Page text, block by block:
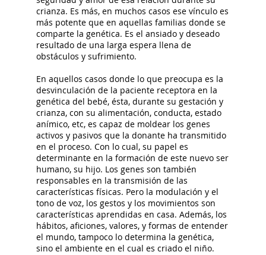
crianza. Es más, en muchos casos ese vínculo es
más potente que en aquellas familias donde se
comparte la genética. Es el ansiado y deseado
resultado de una larga espera llena de
obstáculos y sufrimiento.
En aquellos casos donde lo que preocupa es la
desvinculación de la paciente receptora en la
genética del bebé, ésta, durante su gestación y
crianza, con su alimentación, conducta, estado
anímico, etc, es capaz de moldear los genes
activos y pasivos que la donante ha transmitido
en el proceso. Con lo cual, su papel es
determinante en la formación de este nuevo ser
humano, su hijo. Los genes son también
responsables en la transmisión de las
características físicas. Pero la modulación y el
tono de voz, los gestos y los movimientos son
características aprendidas en casa. Además, los
hábitos, aficiones, valores, y formas de entender
el mundo, tampoco lo determina la genética,
sino el ambiente en el cual es criado el niño.